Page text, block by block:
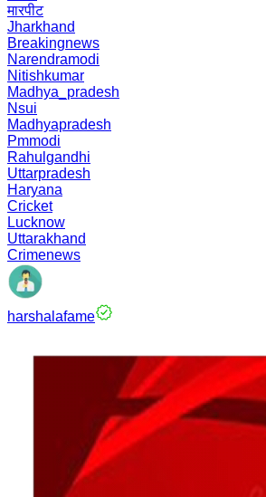
मारपीट
Jharkhand
Breakingnews
Narendramodi
Nitishkumar
Madhya_pradesh
Nsui
Madhyapradesh
Pmmodi
Rahulgandhi
Uttarpradesh
Haryana
Cricket
Lucknow
Uttarakhand
Crimenews
harshalafame